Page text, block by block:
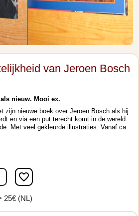
van Jeroen Bosch
nieuw. Mooi ex.
zijn nieuwe boek over Jeroen Bosch als hij
en via een put terecht komt in de wereld
Met veel gekleurde illustraties. Vanaf ca.
favorite_border
25€ (NL)